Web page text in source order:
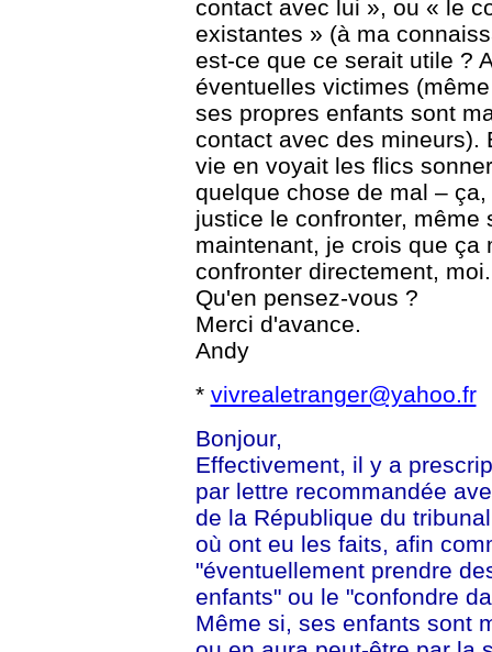
contact avec lui », ou « le
existantes » (à ma
est-ce que ce serait utile ?
éventuelles victimes
ses propres enfants sont
contact avec des mineurs).
vie en voyait les flics
quelque chose de mal –
justice le confronter,
maintenant, je crois que ça
confronter directement, moi.
Qu'en pensez-vous ?
Merci d'avance.
Andy
* vivrealetranger@yahoo.fr
Bonjour,
Effectivement, il y a
par lettre recommandée
de la République du
où ont eu les faits, afin
"éventuellement prendre
enfants" ou le "confondre
Même si, ses enfants sont